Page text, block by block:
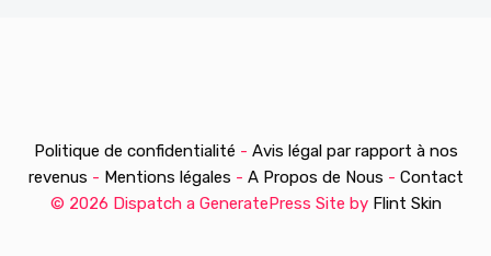
Politique de confidentialité - Avis légal par rapport à nos
revenus - Mentions légales - A Propos de Nous - Contact
© 2026 Dispatch a GeneratePress Site by Flint Skin